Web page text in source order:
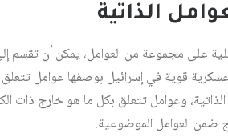
الذاتية
على مجموعة من العوامل، يمكن أن
قوية في إسرائيل بوصفها عوامل تتعلق
وعوامل تتعلق بكل ما هو خارج ذات
ضمن العوامل الموضوعية.